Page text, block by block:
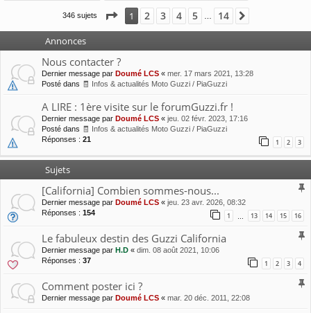
346 sujets Page 1sur 14
1 2 3 4 5 14
Annonces
Nous contacter ?
Dernier message par Doumé LCS « mer. 17 mars 2021, 13:28
Posté dans 🧾 Infos & actualités Moto Guzzi / PiaGuzzi
A LIRE : 1ère visite sur le forumGuzzi.fr !
Dernier message par Doumé LCS « jeu. 02 févr. 2023, 17:16
Posté dans 🧾 Infos & actualités Moto Guzzi / PiaGuzzi
Réponses : 21 1 2 3
Sujets
[California] Combien sommes-nous...
Dernier message par Doumé LCS « jeu. 23 avr. 2026, 08:32
Réponses : 154 1 … 13 14 15 16
Le fabuleux destin des Guzzi California
Dernier message par H.D « dim. 08 août 2021, 10:06
Réponses : 37 1 2 3 4
Comment poster ici ?
Dernier message par Doumé LCS « mar. 20 déc. 2011, 22:08